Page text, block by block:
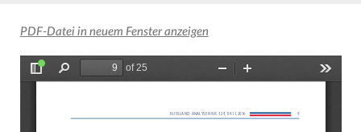
PDF-Datei in neuem Fenster anzeigen